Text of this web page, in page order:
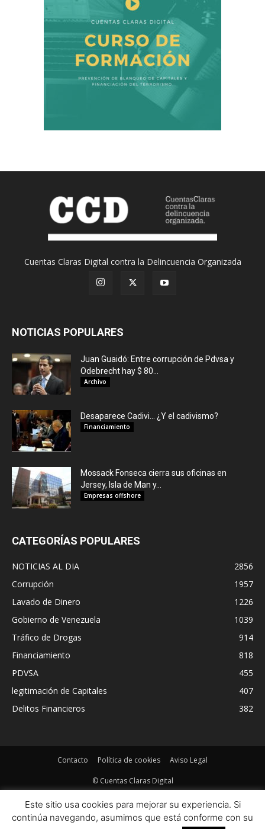
Cuentas Claras Digital contra la Delincuencia Organizada
NOTICIAS POPULARES
Juan Guaidó: Entre corrupción de Pdvsa y
Odebrecht hay $ 80...
Archivo
Desaparece Cadivi… ¿Y el cadivismo?
Financiamiento
Mossack Fonseca cierra sus oficinas en
Jersey, Isla de Man y...
Empresas offshore
CATEGORÍAS POPULARES
NOTICIAS AL DIA
2856
Corrupción
1957
Lavado de Dinero
1226
Gobierno de Venezuela
1039
Tráfico de Drogas
914
Financiamiento
818
PDVSA
455
legitimación de Capitales
407
Delitos Financieros
382
Contacto Política de cookies Aviso Legal
© Cuentas Claras Digital
Este sitio usa cookies para mejorar su experiencia. Si
continúa navegando, asumimos que está conforme con su